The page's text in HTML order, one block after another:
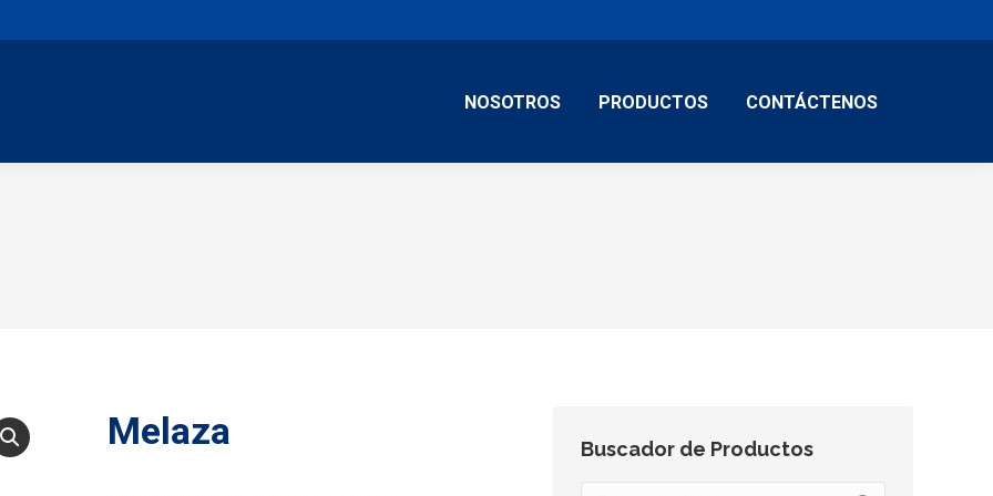
NOSOTROS PRODUCTOS CONTÁCTENOS
Melaza Buscador de Productos